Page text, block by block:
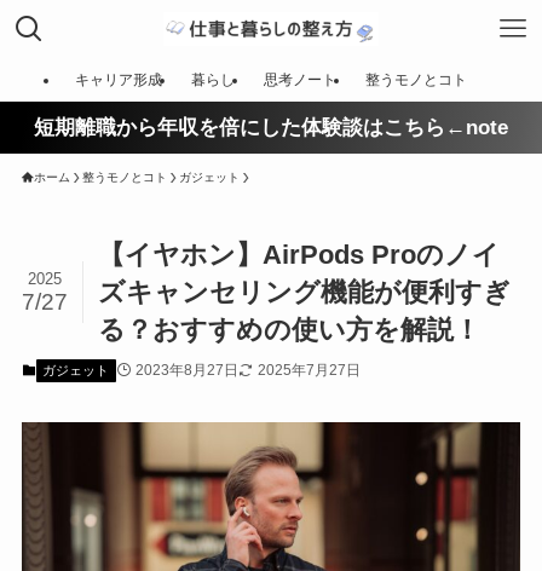
キャリア形成 暮らし 思考ノート 整うモノとコト
短期離職から年収を倍にした体験談はこちら←note
ホーム 整うモノとコト ガジェット
【イヤホン】AirPods Proのノイ
ズキャンセリング機能が便利すぎ
る？おすすめの使い方を解説！
2025
7/27
ガジェット 2023年8月27日 2025年7月27日